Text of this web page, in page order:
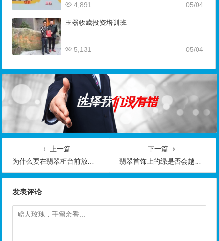
05/04
4,891
玉器收藏投资培训班
05/04
5,131
上一篇
为什么要在翡翠柜台前放杯水
下一篇
翡翠首饰上的绿是否会越长越大
发表评论